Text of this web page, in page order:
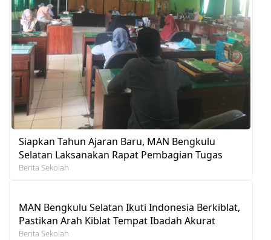
Siapkan Tahun Ajaran Baru, MAN Bengkulu
Selatan Laksanakan Rapat Pembagian Tugas
Berita Sekolah
MAN Bengkulu Selatan Ikuti Indonesia Berkiblat,
Pastikan Arah Kiblat Tempat Ibadah Akurat
Berita Sekolah